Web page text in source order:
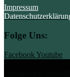
Impressum
Folge Uns:
Facebook Youtube